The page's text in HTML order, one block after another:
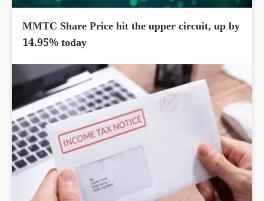
MMTC Share Price hit the upper circuit, up by
14.95% today